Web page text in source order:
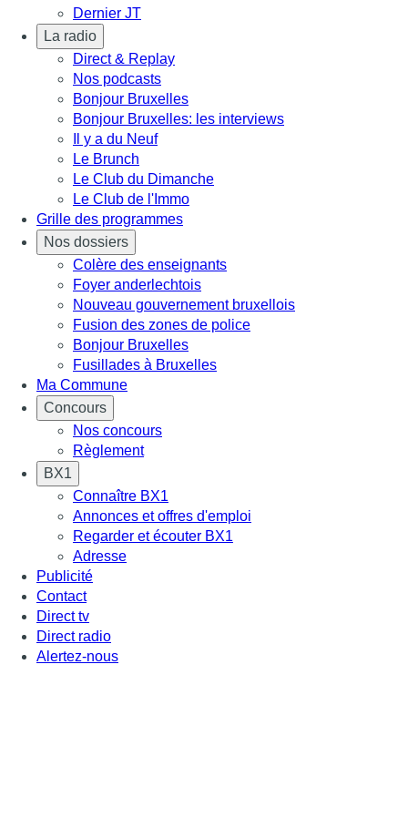
Dernier JT
La radio
Direct & Replay
Nos podcasts
Bonjour Bruxelles
Bonjour Bruxelles: les interviews
Il y a du Neuf
Le Brunch
Le Club du Dimanche
Le Club de l'Immo
Grille des programmes
Nos dossiers
Colère des enseignants
Foyer anderlechtois
Nouveau gouvernement bruxellois
Fusion des zones de police
Bonjour Bruxelles
Fusillades à Bruxelles
Ma Commune
Concours
Nos concours
Règlement
BX1
Connaître BX1
Annonces et offres d'emploi
Regarder et écouter BX1
Adresse
Publicité
Contact
Direct tv
Direct radio
Alertez-nous